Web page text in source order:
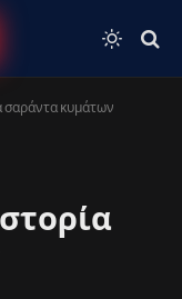
σαράντα κυμάτων